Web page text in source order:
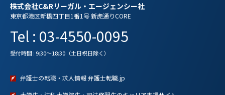
株式会社C&Rリーガル・エージェンシー社
東京都港区新橋四丁目1番1号 新虎通りCORE
Tel : 03-4550-0095
受付時間 : 9:30～18:30（土日祝日除く）
弁護士の転職・求人情報 弁護士転職.jp